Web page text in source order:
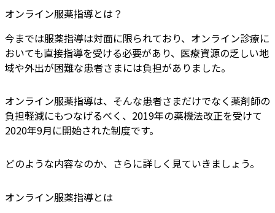
オンライン服薬指導とは？
今までは服薬指導は対面に限られており、オンライン診療に
おいても直接指導を受ける必要があり、医療資源の乏しい地
域や外出が困難な患者さまには負担がありました。
オンライン服薬指導は、そんな患者さまだけでなく薬剤師の
負担軽減にもつなげるべく、2019年の薬機法改正を受けて
2020年9月に開始された制度です。
どのような内容なのか、さらに詳しく見ていきましょう。
オンライン服薬指導とは